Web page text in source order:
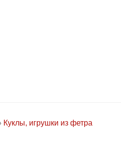
Куклы, игрушки из фетра